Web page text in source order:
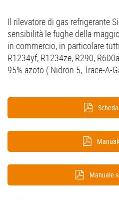
Il rilevatore di gas refrigerante
sensibilità le fughe della
in commercio, in particolare
R1234yf, R1234ze, R290,
95% azoto ( Nidron 5, Trace-A-
Manuale